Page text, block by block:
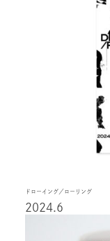
ドローイング／ローリング
2024.6